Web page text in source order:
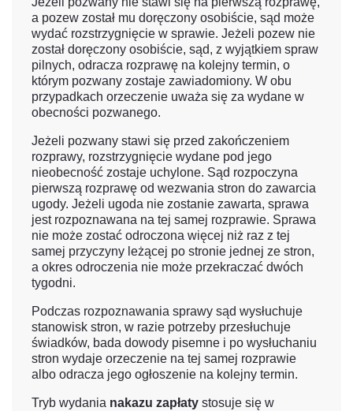
a pozew został mu doręczony osobiście, sąd może
wydać rozstrzygnięcie w sprawie. Jeżeli pozew nie
został doręczony osobiście, sąd, z wyjątkiem spraw
pilnych, odracza rozprawę na kolejny termin, o
którym pozwany zostaje zawiadomiony. W obu
przypadkach orzeczenie uważa się za wydane w
obecności pozwanego.
Jeżeli pozwany stawi się przed zakończeniem
rozprawy, rozstrzygnięcie wydane pod jego
nieobecność zostaje uchylone. Sąd rozpoczyna
pierwszą rozprawę od wezwania stron do zawarcia
ugody. Jeżeli ugoda nie zostanie zawarta, sprawa
jest rozpoznawana na tej samej rozprawie. Sprawa
nie może zostać odroczona więcej niż raz z tej
samej przyczyny leżącej po stronie jednej ze stron,
a okres odroczenia nie może przekraczać dwóch
tygodni.
Podczas rozpoznawania sprawy sąd wysłuchuje
stanowisk stron, w razie potrzeby przesłuchuje
świadków, bada dowody pisemne i po wysłuchaniu
stron wydaje orzeczenie na tej samej rozprawie
albo odracza jego ogłoszenie na kolejny termin.
Tryb wydania nakazu zapłaty stosuje się w